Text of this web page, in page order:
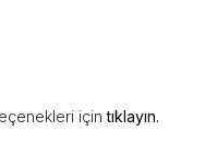
içintıklayın.